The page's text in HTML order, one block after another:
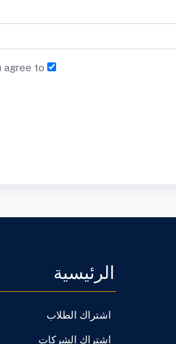
الرئيسية
اشتراك الطلاب
اشتراك الشركات